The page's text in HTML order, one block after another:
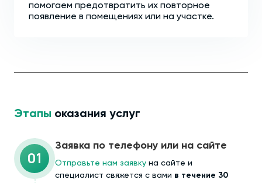
помогаем предотвратить их повторное
появление в помещениях или на участке.
Этапы оказания услуг
01
Заявка по телефону или на сайте
Отправьте нам заявку на сайте и
специалист свяжется с вами в течение 30